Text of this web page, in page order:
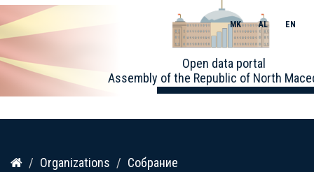
Skip
Open data portal
Assembly of the Republic of North
MK AL EN
Organizations
Собрание